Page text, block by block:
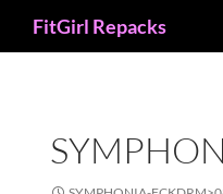
FitGirl Repacks